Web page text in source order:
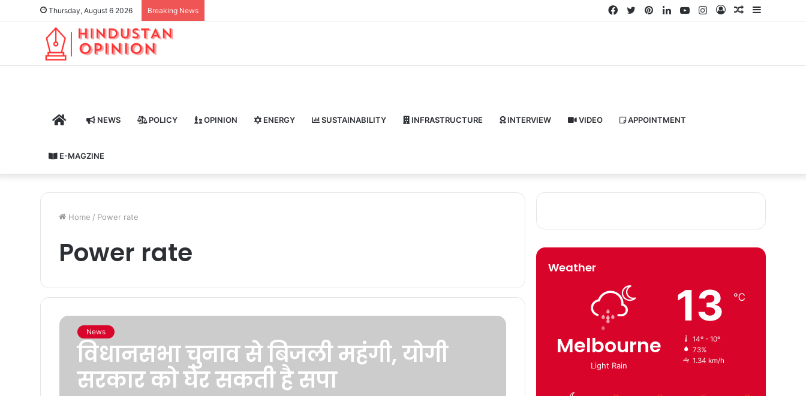
Thursday, August 6 2026 Breaking News
Random
Log
Instagram
YouTube
LinkedIn
Pinterest
Twitter
Facebook
HOME NEWS POLICY OPINION ENERGY SUSTAINABILITY INFRASTRUCTURE INTERVIEW VIDEO APPOINTMENT
E-MAGZINE
Home / Power rate
Power rate
News
विधानसभा चुनाव से बिजली महंगी, योगी
सरकार को घेर सकती है सपा
Weather
Melbourne
Light Rain
13 ℃
14º - 10º
73%
1.34 km/h